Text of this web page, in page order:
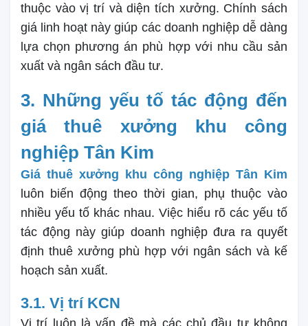
thuộc vào vị trí và diện tích xưởng. Chính sách
giá linh hoạt này giúp các doanh nghiệp dễ dàng
lựa chọn phương án phù hợp với nhu cầu sản
xuất và ngân sách đầu tư.
3. Những yếu tố tác động đến
giá thuê xưởng khu công
nghiệp Tân Kim
Giá thuê xưởng khu công nghiệp Tân Kim
luôn biến động theo thời gian, phụ thuộc vào
nhiều yếu tố khác nhau. Việc hiểu rõ các yếu tố
tác động này giúp doanh nghiệp đưa ra quyết
định thuê xưởng phù hợp với ngân sách và kế
hoạch sản xuất.
3.1. Vị trí KCN
Vị trí luôn là vấn đề mà các chủ đầu tư không